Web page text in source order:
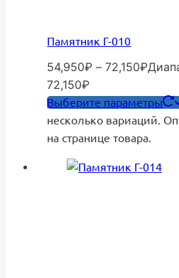
Памятник Г-010
54,950₽ – 72,150₽
72,150₽
Выберите параметры
несколько вариаций.
на странице товара.